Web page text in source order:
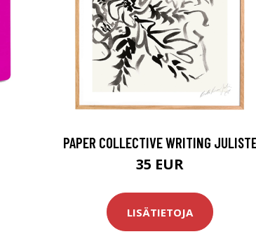
PAPER COLLECTIVE WRITING
35 EUR
LISÄTIETOJA